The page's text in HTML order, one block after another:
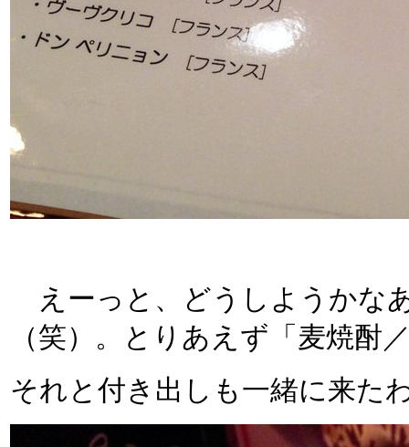
えーっと、どうしようかな
（笑）。とりあえず「麦焼酎
それと付き出しも一緒に来た